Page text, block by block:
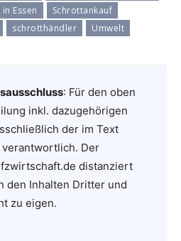
Essen
Schrottankauf
schrotthändler Umwelt
: Für den oben
inkl. dazugehörigen
der im Text
Der
distanziert
den Inhalten Dritter und
zu eigen.